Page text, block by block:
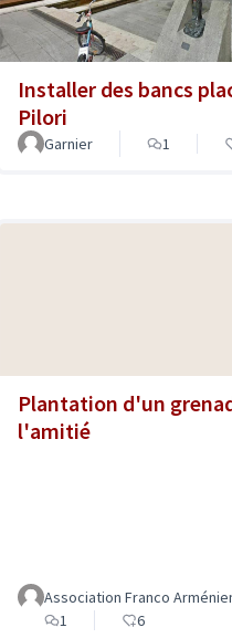
Installer des bancs
Pilori
Garnier 1
Plantation d'un
l'amitié
Association Franco
1
6